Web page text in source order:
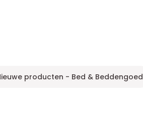
producten - Bed & Beddengoed